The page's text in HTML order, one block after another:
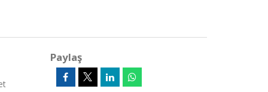
Paylaş